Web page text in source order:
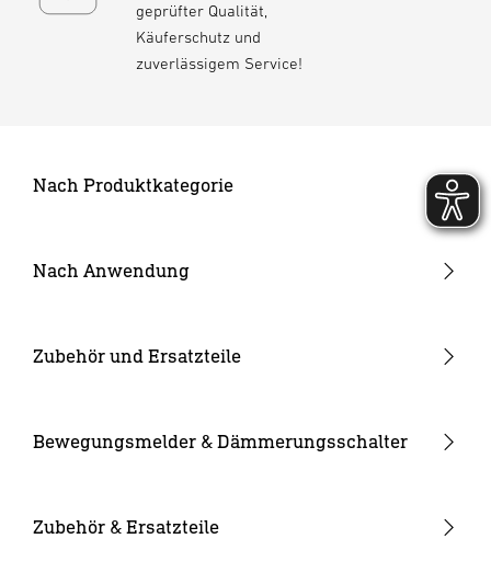
geprüfter Qualität,
Käuferschutz und
zuverlässigem Service!
Nach Produktkategorie
24V Garten-Lichtsystem
Strahler und Spots
Kameraleuchten
Solarleuchten
Nach Anwendung
Hauseingang
Zubehör und Ersatzteile
Ersatzgläser
Leuchtmittel
Bewegungsmelder & Dämmerungsschalter
Bewegungsmelder innen
Zubehör & Ersatzteile